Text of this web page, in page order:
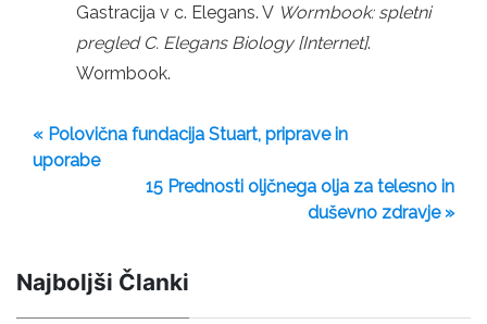
Gastracija v c. Elegans. V Wormbook: spletni
pregled C. Elegans Biology [Internet].
Wormbook.
« Polovična fundacija Stuart, priprave in
uporabe
15 Prednosti oljčnega olja za telesno in
duševno zdravje »
Najboljši Članki